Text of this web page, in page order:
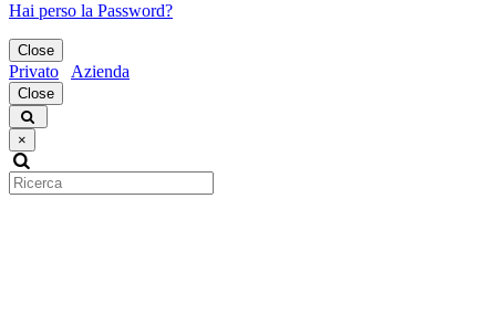
Hai perso la Password?
Close
Privato Azienda
Close
×